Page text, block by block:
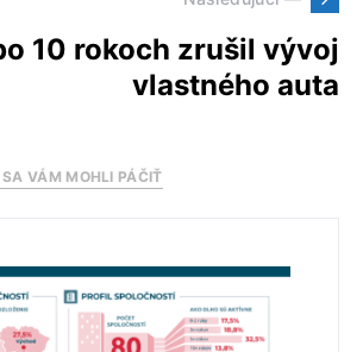
10 rokoch zrušil vývoj
vlastného auta
VÁM MOHLI PÁČIŤ